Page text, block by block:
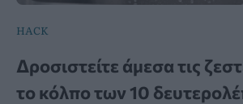
HACK
Δροσιστείτε άμεσα τις
το κόλπο των 10